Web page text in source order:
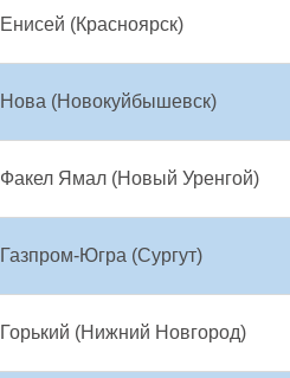
Енисей (Красноярск)
Нова (Новокуйбышевск)
Факел Ямал (Новый Уренгой)
Газпром-Югра (Сургут)
Горький (Нижний Новгород)